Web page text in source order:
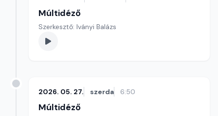
Múltidéző
Szerkesztő: Iványi Balázs
2026. 05. 27. szerda 6:50
Múltidéző